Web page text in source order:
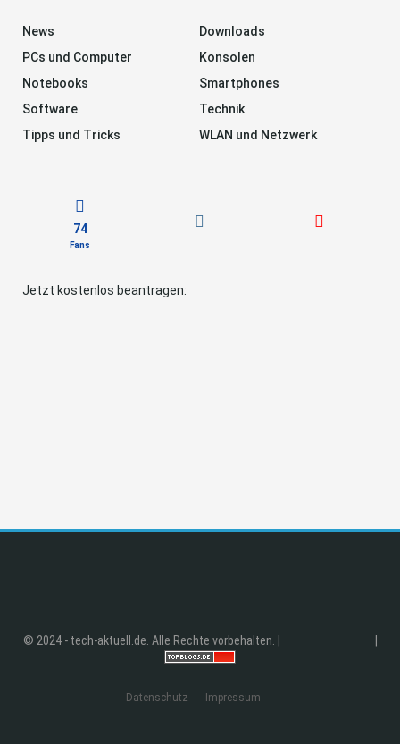
News
Downloads
PCs und Computer
Konsolen
Notebooks
Smartphones
Software
Technik
Tipps und Tricks
WLAN und Netzwerk
74
Fans
Jetzt kostenlos beantragen:
© 2024 - tech-aktuell.de. Alle Rechte vorbehalten. |
Datenschutz Impressum